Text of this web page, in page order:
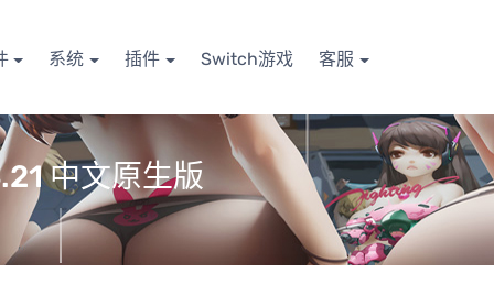
系统 插件 Switch游戏 客服
中文原生版